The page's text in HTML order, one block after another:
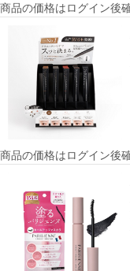
商品の価格はログイン後
商品の価格はログイン後